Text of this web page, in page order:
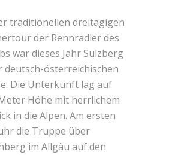
traditionellen dreitägigen
der Rennradler des
war dieses Jahr Sulzberg
deutsch-österreichischen
Die Unterkunft lag auf
Höhe mit herrlichem
in die Alpen. Am ersten
die Truppe über
im Allgäu auf den